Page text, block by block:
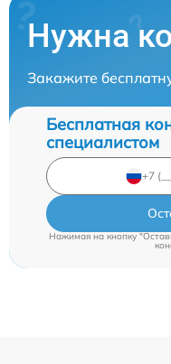
Нужна
Закажите
Бесплатная
специалистом
Нажимая на кнопку